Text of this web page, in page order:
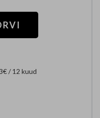
/ 12 kuud